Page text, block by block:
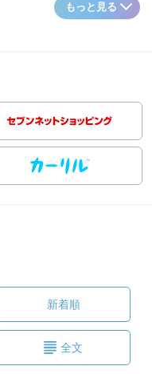
もっと見る
新着順
全文